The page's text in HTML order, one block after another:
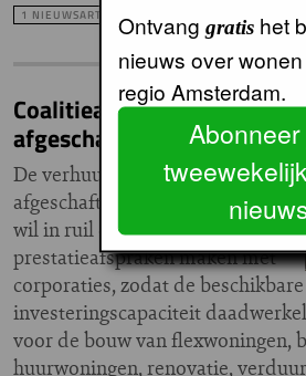
1 NIEUWSARTIKEL
Coalitieakkoord:
afgeschaft vanaf 2023
De verhuurderheffing wordt
afgeschaft. Het nieuwe kabinet
wil in ruil daarvoor bindende
prestatieafspraken maken met
corporaties, zodat de beschikbare
investeringscapaciteit
voor de bouw van flexwoningen,
huurwoningen, renovatie,
Ontvang gratishet
nieuws over
regio Amsterdam.